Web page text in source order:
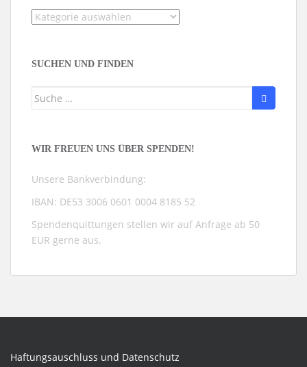
Beiträge
SUCHEN UND FINDEN
Suche
WIR FREUEN UNS ÜBER SPENDEN!
Unsere Bankverbindung:
IBAN: DE53 3006 0601 0004 8185 52
Spendenquittungen stellen wir auf Anfrage ab 50
EUR gerne aus.
Haftungsauschluss und Datenschutz